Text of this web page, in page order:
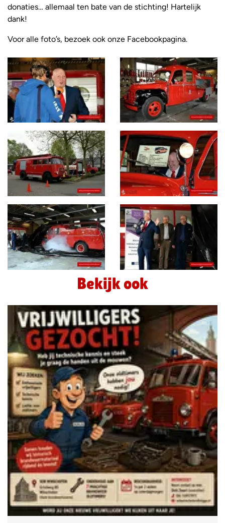
donaties… allemaal ten bate van de stichting! Hartelijk
dank!
Voor alle foto’s, bezoek ook onze Facebookpagina.
Foto
album
overslaan
Bekijk ook